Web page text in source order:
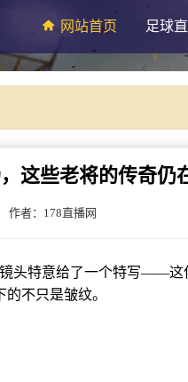
网站首页 足球
这些老将的传奇仍
作者：178直播网
特意给了一个特写——这
不只是皱纹。